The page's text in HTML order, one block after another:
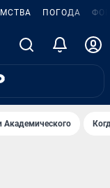
ПОГОДА
Академического